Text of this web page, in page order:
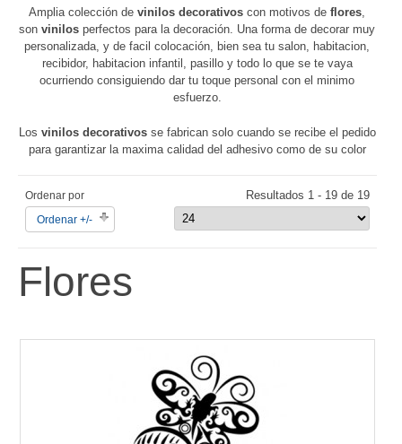
Amplia colección devinilos decorativos con motivos de flores,
sonvinilos perfectos para la decoración. Una forma de decorar muy
personalizada, y de facil colocación, bien sea tu salon, habitacion,
recibidor, habitacion infantil, pasillo y todo lo que se te vaya
ocurriendo consiguiendo dar tu toque personal con el minimo
esfuerzo.
Los vinilos decorativosse fabrican solo cuando se recibe el pedido
para garantizar la maxima calidad del adhesivo como de su color
Ordenar por
Ordenar +/-
Resultados 1 - 19 de 19
Flores